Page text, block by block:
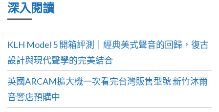
深入閱讀
KLH Model 5 開箱評測｜經典美式聲音的回歸，復古
設計與現代聲學的完美結合
英國ARCAM擴大機一次看完台灣販售型號 新竹沐爾
音響店預購中